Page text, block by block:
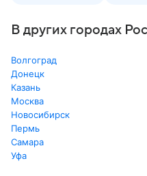
В других городах
Волгоград
Донецк
Казань
Москва
Новосибирск
Пермь
Самара
Уфа